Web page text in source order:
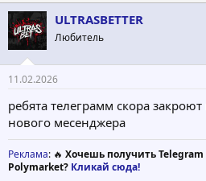
ULTRASBETTER
Любитель
11.02.2026
ребята телеграмм скора
нового месенджера
Реклама: 🔥 Хочешь получить Telegram
Polymarket? Кликай сюда!